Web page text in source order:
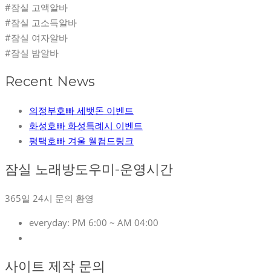
#잠실 고액알바
#잠실 고소득알바
#잠실 여자알바
#잠실 밤알바
Recent News
의정부호빠 세뱃돈 이벤트
화성호빠 화성특례시 이벤트
평택호빠 겨울 웰컴드링크
잠실 노래방도우미-운영시간
365일 24시 문의 환영
everyday: PM 6:00 ~ AM 04:00
사이트 제작 문의